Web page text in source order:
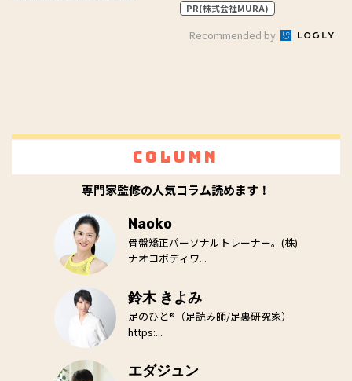
PR(株式会社MURA)
Recommended by
Column
専門家監修の人気コラム読めます！
Naoko
骨盤矯正パーソナルトレーナー。(株)
ナオコボディワ...
鈴木 きよみ
足のひと®（足読み師/足裏研究家）
https:...
エダジュン